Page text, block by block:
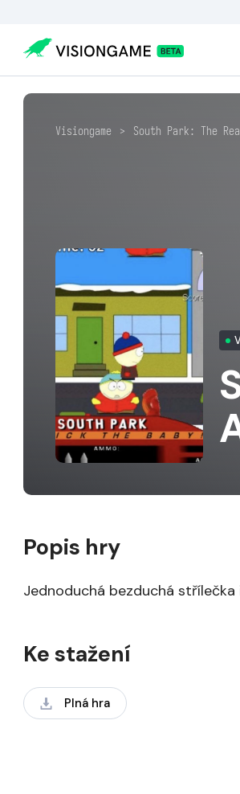
Visiongame > South Park: The
Popis hry
Jednoduchá bezduchá
Ke stažení
Plná hra